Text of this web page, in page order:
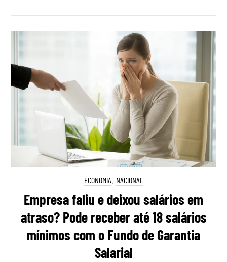
ECONOMIA , NACIONAL
Empresa faliu e deixou salários em
atraso? Pode receber até 18 salários
mínimos com o Fundo de Garantia
Salarial